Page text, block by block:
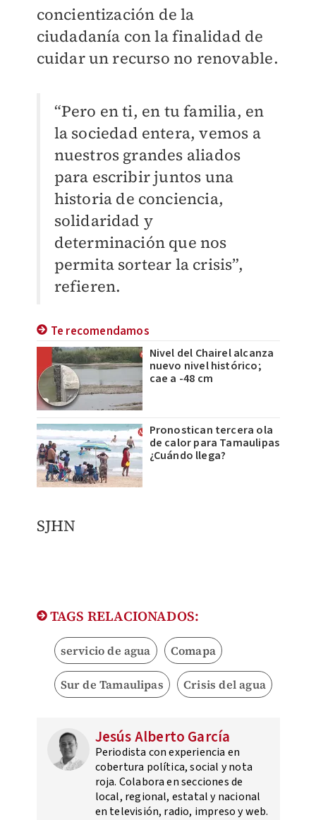
concientización de la
ciudadanía con la finalidad de
cuidar un recurso no renovable.
“Pero en ti, en tu familia, en
la sociedad entera, vemos a
nuestros grandes aliados
para escribir juntos una
historia de conciencia,
solidaridad y
determinación que nos
permita sortear la crisis”,
refieren.
Te recomendamos
Nivel del Chairel alcanza
nuevo nivel histórico;
cae a -48 cm
Pronostican tercera ola
de calor para Tamaulipas
¿Cuándo llega?
SJHN
TAGS RELACIONADOS:
servicio de agua Comapa
Sur de Tamaulipas Crisis del agua
Jesús Alberto García
Periodista con experiencia en
cobertura política, social y nota
roja. Colabora en secciones de
local, regional, estatal y nacional
en televisión, radio, impreso y web.